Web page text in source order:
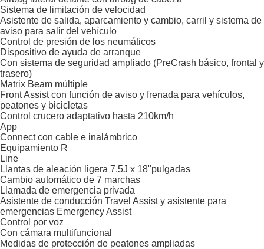
Sistema de limitación de velocidad
Asistente de salida, aparcamiento y cambio, carril y sistema de
aviso para salir del vehículo
Control de presión de los neumáticos
Dispositivo de ayuda de arranque
Con sistema de seguridad ampliado (PreCrash básico, frontal y
trasero)
Matrix Beam múltiple
Front Assist con función de aviso y frenada para vehículos,
peatones y bicicletas
Control crucero adaptativo hasta 210km/h
App
Connect con cable e inalámbrico
Equipamiento R
Line
Llantas de aleación ligera 7,5J x 18"pulgadas
Cambio automático de 7 marchas
Llamada de emergencia privada
Asistente de conducción Travel Assist y asistente para
emergencias Emergency Assist
Control por voz
Con cámara multifuncional
Medidas de protección de peatones ampliadas